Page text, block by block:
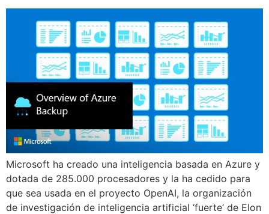
Microsoft ha creado una inteligencia basada en Azure y
dotada de 285.000 procesadores y la ha cedido para
que sea usada en el proyecto OpenAI, la organización
de investigación de inteligencia artificial ‘fuerte’ de Elon